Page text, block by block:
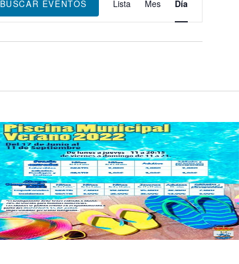
BUSCAR EVENTOS
de
Evento
Lista Mes Día